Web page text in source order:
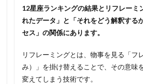
12星座ランキングの結果とリフレーミ
れたデータ」と「それをどう解釈する
セス」の関係にあります。
リフレーミングとは、物事を見る「フ
み）」を掛け替えることで、その意味
変えてしまう技術です。